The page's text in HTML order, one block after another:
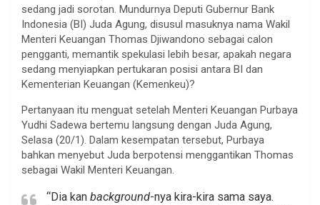
sedang jadi sorotan. Mundurnya Deputi Gubernur Bank
Indonesia (BI) Juda Agung, disusul masuknya nama Wakil
Menteri Keuangan Thomas Djiwandono sebagai calon
pengganti, memantik spekulasi lebih besar, apakah negara
sedang menyiapkan pertukaran posisi antara BI dan
Kementerian Keuangan (Kemenkeu)?
Pertanyaan itu menguat setelah Menteri Keuangan Purbaya
Yudhi Sadewa bertemu langsung dengan Juda Agung,
Selasa (20/1). Dalam kesempatan tersebut, Purbaya
bahkan menyebut Juda berpotensi menggantikan Thomas
sebagai Wakil Menteri Keuangan.
“Dia kan background-nya kira-kira sama saya.